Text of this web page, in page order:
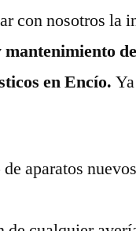
con nosotros la
de
en Encío.
aparatos